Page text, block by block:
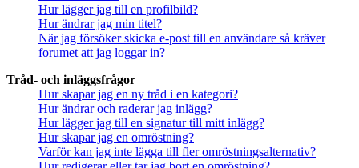
Hur lägger jag till en profilbild?
Hur ändrar jag min titel?
När jag försöker skicka e-post till en användare så kräver
forumet att jag loggar in?
Tråd- och inläggsfrågor
Hur skapar jag en ny tråd i en kategori?
Hur ändrar och raderar jag inlägg?
Hur lägger jag till en signatur till mitt inlägg?
Hur skapar jag en omröstning?
Varför kan jag inte lägga till fler omröstningsalternativ?